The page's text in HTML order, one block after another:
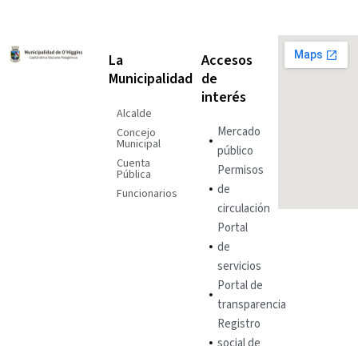
La
Municipalidad
Alcalde
Concejo
Municipal
Cuenta
Pública
Funcionarios
Accesos
de
interés
Mercado
público
Permisos
de
circulación
Portal
de
servicios
Portal de
transparencia
Registro